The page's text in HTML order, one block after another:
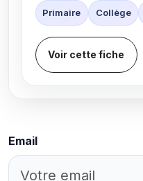
Primaire Collège
Voir cette fiche
Email